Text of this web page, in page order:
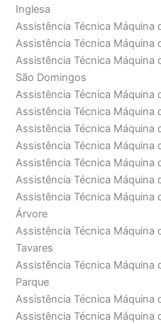
Inglesa
Assistência Técnica Máquina
Assistência Técnica Máquina
Assistência Técnica Máquina
São Domingos
Assistência Técnica Máquina
Assistência Técnica Máquina
Assistência Técnica Máquina
Assistência Técnica Máquina
Assistência Técnica Máquina
Assistência Técnica Máquina
Assistência Técnica Máquina
Árvore
Assistência Técnica Máquina
Tavares
Assistência Técnica Máquina
Parque
Assistência Técnica Máquina
Assistência Técnica Máquina